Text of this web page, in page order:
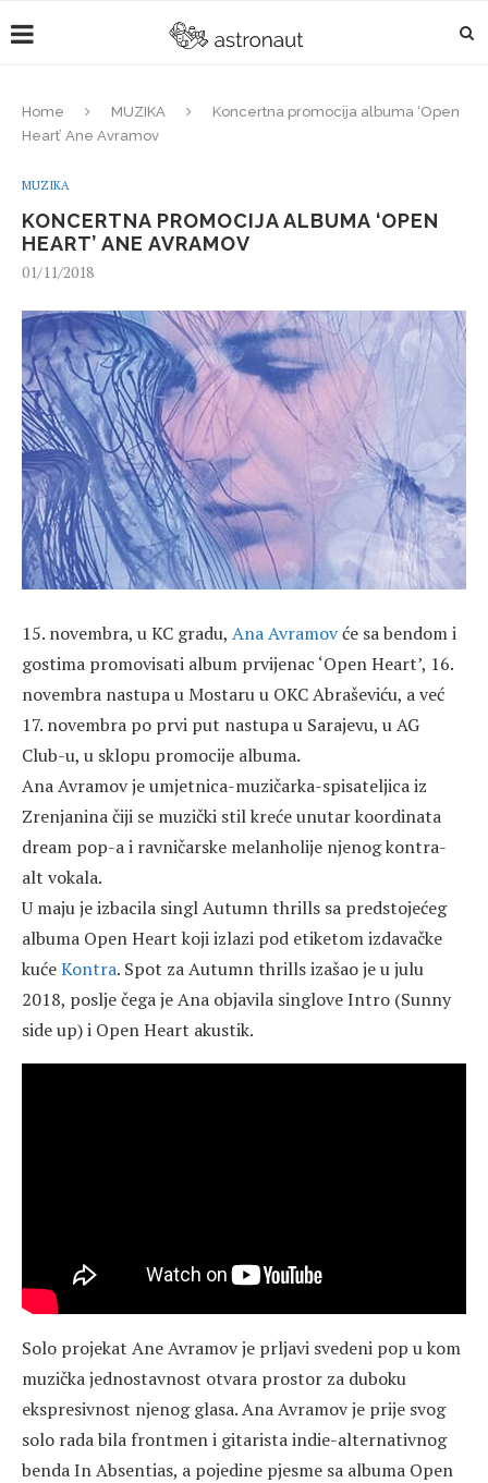
Home MUZIKA
Koncertna promocija albuma ‘Open
Heart’ Ane Avramov
MUZIKA
KONCERTNA PROMOCIJA ALBUMA ‘OPEN
HEART’ ANE AVRAMOV
01/11/2018
15. novembra, u KC gradu, Ana Avramovće sa bendom i
gostima promovisati album prvijenac ‘Open Heart’, 16.
novembra nastupa u Mostaru u OKC Abraševiću, a već
17. novembra po prvi put nastupa u Sarajevu, u AG
Club-u, u sklopu promocije albuma.
Ana Avramov je umjetnica-muzičarka-spisateljica iz
Zrenjanina čiji se muzički stil kreće unutar koordinata
dream pop-a i ravničarske melanholije njenog kontra-
alt vokala.
U maju je izbacila singl Autumn thrills sa predstojećeg
albuma Open Heart koji izlazi pod etiketom izdavačke
kućeKontra. Spot za Autumn thrills izašao je u julu
2018, poslje čega je Ana objavila singlove Intro (Sunny
side up) i Open Heart akustik.
Solo projekat Ane Avramov je prljavi svedeni pop u kom
muzička jednostavnost otvara prostor za duboku
ekspresivnost njenog glasa. Ana Avramov je prije svog
solo rada bila frontmen i gitarista indie-alternativnog
benda In Absentias, a pojedine pjesme sa albuma Open